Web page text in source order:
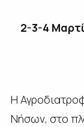
2-3-4
Η
Νήσων, στο